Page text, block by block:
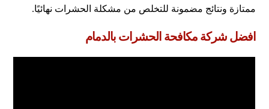
ممتازة ونتائج مضمونة للتخلص من مشكلة الحشرات نهائيًا.
افضل شركة مكافحة الحشرات بالدمام